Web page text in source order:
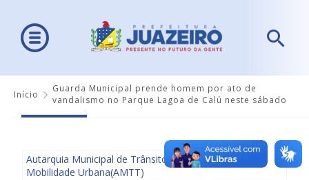
Início
Guarda Municipal prende homem por ato de
vandalismo no Parque Lagoa de Calú neste sábado
Autarquia Municipal de Trânsito e Transporte e
Mobilidade Urbana(AMTT)